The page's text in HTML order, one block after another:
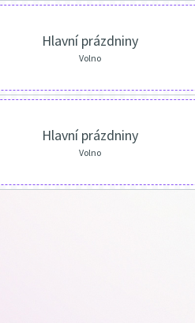
Hlavní prázdniny
Volno
Hlavní prázdniny
Volno